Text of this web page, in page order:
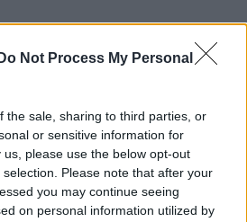
Do Not Process My Personal
the sale, sharing to third parties, or
or sensitive information for
please use the below opt-out
Please note that after your
you may continue seeing
on personal information utilized by
per sentito dire
e inerzia della politica